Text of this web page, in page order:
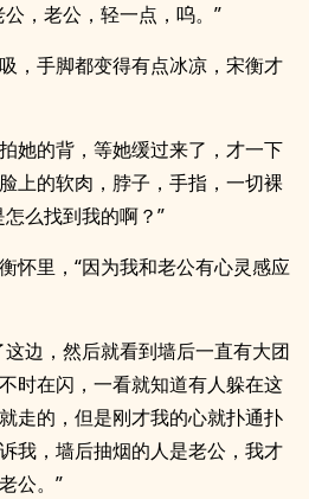
，老公，轻一点，呜。”
，手脚都变得有点冰凉，宋衡才
她的背，等她缓过来了，才一下
上的软肉，脖子，手指，一切裸
么找到我的啊？”
怀里，“因为我和老公有心灵感应
边，然后就看到墙后一直有大团
时在闪，一看就知道有人躲在这
走的，但是刚才我的心就扑通扑
我，墙后抽烟的人是老公，我才
公。”